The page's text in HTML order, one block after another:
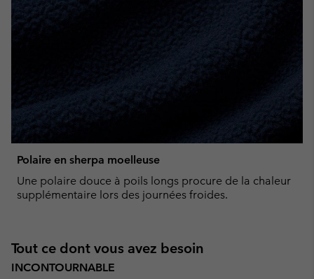
Polaire en sherpa moelleuse
Une polaire douce à poils longs procure de la chaleur
supplémentaire lors des journées froides.
Tout ce dont vous avez besoin
INCONTOURNABLE